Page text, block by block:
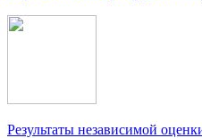
Результаты независимой